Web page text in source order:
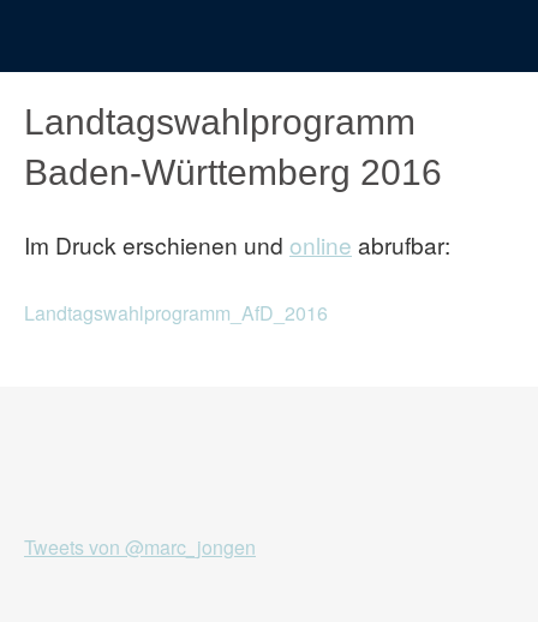
Landtagswahlprogramm
Baden-Württemberg 2016
Im Druck erschienen und online abrufbar:
Landtagswahlprogramm_AfD_2016
Tweets von @marc_jongen